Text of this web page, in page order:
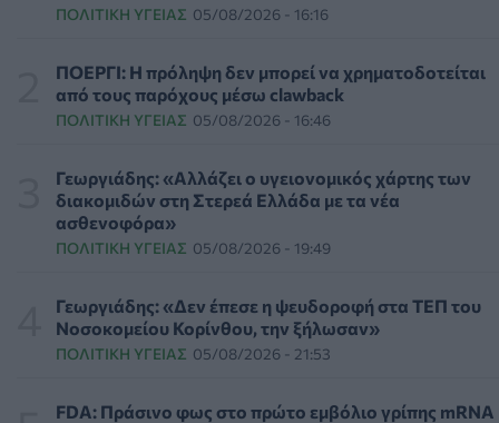
ενίσχυση της βιοασφάλειας από το ΥΠΑΑΤ
ΕΠΙΚΑΙΡΌΤΗΤΑ 07/08/2026 - 17:42
και στα φάρμακα
ΥΓΕΊΑ 07/08/2026 - 17:17
Πέθανε στα 26 της η influencer Σίντνεϊ Τάουλ που
καρκίνο
ΕΠΙΚΑΙΡΌΤΗΤΑ 07/08/2026 - 16:41
αποτέλεσμα σύμφωνα με ειδικό στην παχυσαρκία
ΠΟΛΙΤΙΚΉ ΥΓΕΊΑΣ 05/08/2026 - 16:16
ΠΟΕΡΓΙ: Η πρόληψη δεν μπορεί να χρηματοδοτείται
από τους παρόχους μέσω clawback
ΠΟΛΙΤΙΚΉ ΥΓΕΊΑΣ 05/08/2026 - 16:46
Γεωργιάδης: «Αλλάζει ο υγειονομικός χάρτης των
διακομιδών στη Στερεά Ελλάδα με τα νέα
ασθενοφόρα»
ΠΟΛΙΤΙΚΉ ΥΓΕΊΑΣ 05/08/2026 - 19:49
Γεωργιάδης: «Δεν έπεσε η ψευδοροφή στα ΤΕΠ του
Νοσοκομείου Κορίνθου, την ξήλωσαν»
ΠΟΛΙΤΙΚΉ ΥΓΕΊΑΣ 05/08/2026 - 21:53
FDA: Πράσινο φως στο πρώτο εμβόλιο γρίπης mRNA